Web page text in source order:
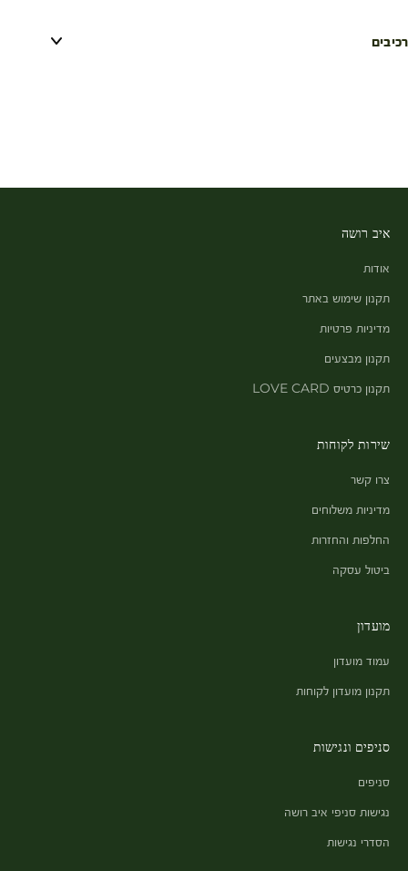
רכיבים
איב רושה
אודות
תקנון שימוש באתר
מדיניות פרטיות
תקנון מבצעים
תקנון כרטיס LOVE CARD
שירות לקוחות
צרו קשר
מדיניות משלוחים
החלפות והחזרות
ביטול עסקה
מועדון
עמוד מועדון
תקנון מועדון לקוחות
סניפים ונגישות
סניפים
נגישות סניפי איב רושה
הסדרי נגישות